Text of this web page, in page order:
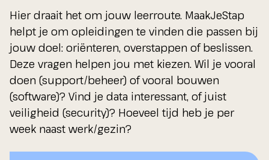
Hier draait het om jouw leerroute. MaakJeStap
helpt je om opleidingen te vinden die passen bij
jouw doel: oriënteren, overstappen of beslissen.
Deze vragen helpen jou met kiezen. Wil je vooral
doen (support/beheer) of vooral bouwen
(software)? Vind je data interessant, of juist
veiligheid (security)? Hoeveel tijd heb je per
week naast werk/gezin?